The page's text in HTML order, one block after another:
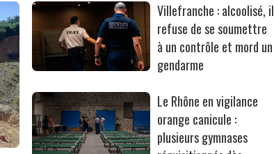
Villefranche : alcoolisé, il
refuse de se soumettre
à un contrôle et mord un
gendarme
Le Rhône en vigilance
orange canicule :
plusieurs gymnases